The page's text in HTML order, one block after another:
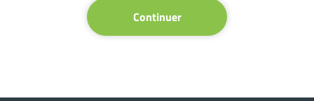
Continuer